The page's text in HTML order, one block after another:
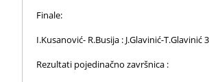
Finale:
I.Kusanović- R.Busija : J.Glavinić-T.Glavinić
Rezultati pojedinačno završnica :